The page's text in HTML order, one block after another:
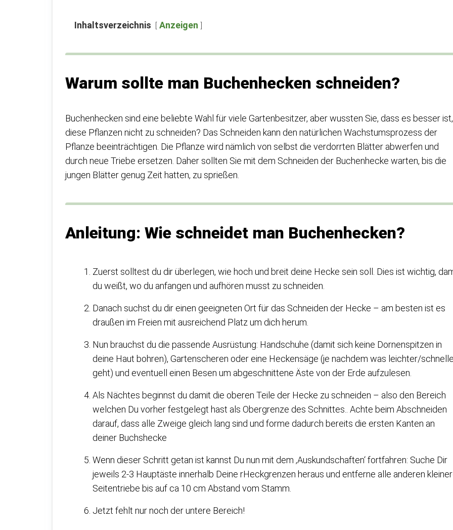
Inhaltsverzeichnis Anzeigen
Warum sollte man Buchenhecken schneiden?
Buchenhecken sind eine beliebte Wahl für viele Gartenbesitzer, aber wussten Sie, dass es besser ist,
diese Pflanzen nicht zu schneiden? Das Schneiden kann den natürlichen Wachstumsprozess der
Pflanze beeinträchtigen. Die Pflanze wird nämlich von selbst die verdorrten Blätter abwerfen und
durch neue Triebe ersetzen. Daher sollten Sie mit dem Schneiden der Buchenhecke warten, bis die
jungen Blätter genug Zeit hatten, zu sprießen.
Anleitung: Wie schneidet man Buchenhecken?
Zuerst solltest du dir überlegen, wie hoch und breit deine Hecke sein soll. Dies ist wichtig,
du weißt, wo du anfangen und aufhören musst zu schneiden.
Danach suchst du dir einen geeigneten Ort für das Schneiden der Hecke – am besten ist es
draußen im Freien mit ausreichend Platz um dich herum.
Nun brauchst du die passende Ausrüstung: Handschuhe (damit sich keine Dornenspitzen in
deine Haut bohren), Gartenscheren oder eine Heckensäge (je nachdem was leichter/
geht) und eventuell einen Besen um abgeschnittene Äste von der Erde aufzulesen.
Als Nächtes beginnst du damit die oberen Teile der Hecke zu schneiden – also den Bereich
welchen Du vorher festgelegt hast als Obergrenze des Schnittes.. Achte beim Abschneiden
darauf, dass alle Zweige gleich lang sind und forme dadurch bereits die ersten Kanten an
deiner Buchshecke
Wenn dieser Schritt getan ist kannst Du nun mit dem ‚Auskundschaften‘ fortfahren: Suche Dir
jeweils 2-3 Hauptäste innerhalb Deine rHeckgrenzen heraus und entferne alle anderen
Seitentriebe bis auf ca 10 cm Abstand vom Stamm.
Jetzt fehlt nur noch der untere Bereich!